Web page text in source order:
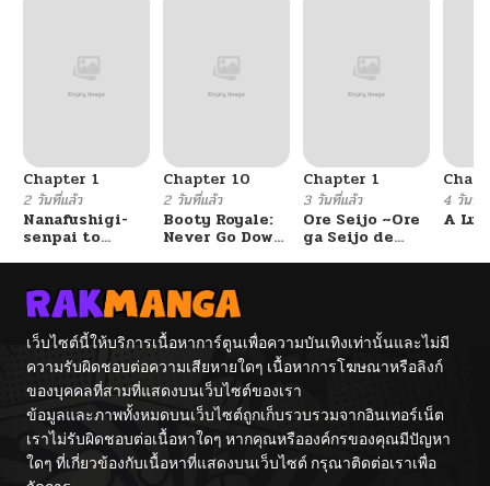
ตอนที่ 3834 05/31/2025
ตอนที่ 3833
ตอนที่ 3832
ตอนที่ 3831 04/24/2025
ตอนที่ 3830 04/16/2025
Chapter 1
2 วันที่แล้ว
Nanafushigi-
senpai to
Chapter 10
2 วันที่แล้ว
Booty Royale:
Never Go Down
Chapter 1
3 วันที่แล้ว
Ore Seijo ~Ore
ga Seijo de
Itashimasu wa~
4 วันที่
A
เว็บไซต์นี้ให้บริการเนื้อหาการ์ตูนเพื่อความบันเทิงเท่านั้นและไม่มี
ความรับผิดชอบต่อความเสียหายใดๆ เนื้อหาการโฆษณาหรือลิงก์
ของบุคคลที่สามที่แสดงบนเว็บไซต์ของเรา
ข้อมูลและภาพทั้งหมดบนเว็บไซต์ถูกเก็บรวบรวมจากอินเทอร์เน็ต
เราไม่รับผิดชอบต่อเนื้อหาใดๆ หากคุณหรือองค์กรของคุณมีปัญหา
ใดๆ ที่เกี่ยวข้องกับเนื้อหาที่แสดงบนเว็บไซต์ กรุณาติดต่อเราเพื่อ